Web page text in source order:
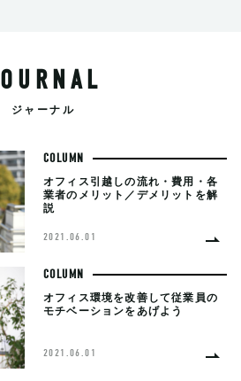
JOURNAL
ジャーナル
COLUMN
オフィス引越しの流れ・費用・各
業者のメリット／デメリットを解
説
2021.06.01
COLUMN
オフィス環境を改善して従業員の
モチベーションをあげよう
2021.06.01